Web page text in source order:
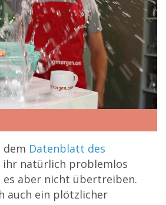
dem Datenblatt des
ihr natürlich problemlos
aber nicht übertreiben.
auch ein plötzlicher